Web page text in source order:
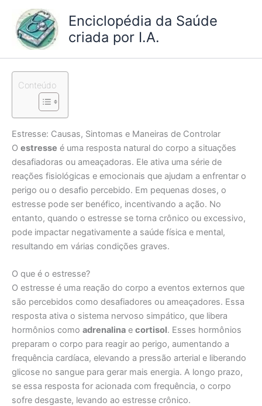
conteúdo
Enciclopédia da Saúde
criada por I.A.
Conteúdo
Estresse: Causas, Sintomas e Maneiras de Controlar
O estresse é uma resposta natural do corpo a situações
desafiadoras ou ameaçadoras. Ele ativa uma série de
reações fisiológicas e emocionais que ajudam a enfrentar o
perigo ou o desafio percebido. Em pequenas doses, o
estresse pode ser benéfico, incentivando a ação. No
entanto, quando o estresse se torna crônico ou excessivo,
pode impactar negativamente a saúde física e mental,
resultando em várias condições graves.
O que é o estresse?
O estresse é uma reação do corpo a eventos externos que
são percebidos como desafiadores ou ameaçadores. Essa
resposta ativa o sistema nervoso simpático, que libera
hormônios como adrenalina e cortisol. Esses hormônios
preparam o corpo para reagir ao perigo, aumentando a
frequência cardíaca, elevando a pressão arterial e liberando
glicose no sangue para gerar mais energia. A longo prazo,
se essa resposta for acionada com frequência, o corpo
sofre desgaste, levando ao estresse crônico.